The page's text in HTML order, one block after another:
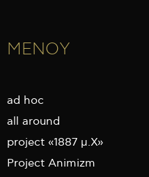
ΜΕΝΟΥ
ad hoc
all around
project «1887 μ.Χ»
Project Animizm